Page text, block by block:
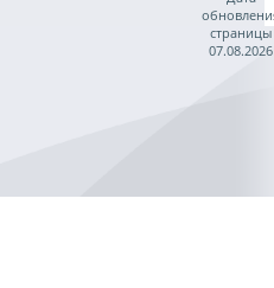
страницы
07.08.2026